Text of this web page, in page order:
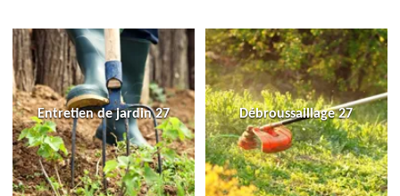
Entretien de jardin 27 Débroussaillage 27